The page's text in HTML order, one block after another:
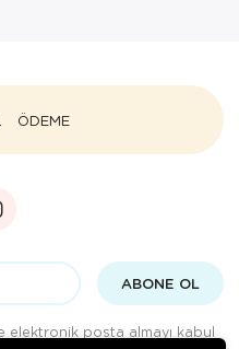
ÖDEME
ABONE OL
elektronik posta almayı kabul